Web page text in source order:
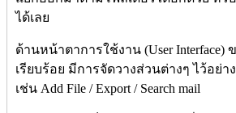
ได้เลย
ด้านหน้าตาการใช้งาน (User Interface)
เรียบร้อย มีการจัดวางส่วนต่างๆ ไว้อย่
เช่น Add File / Export / Search mail